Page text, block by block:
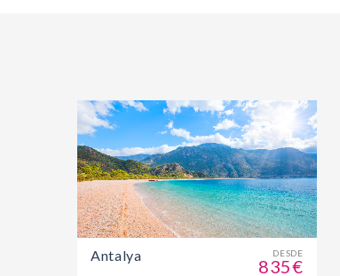
DESDE
835€
Antalya